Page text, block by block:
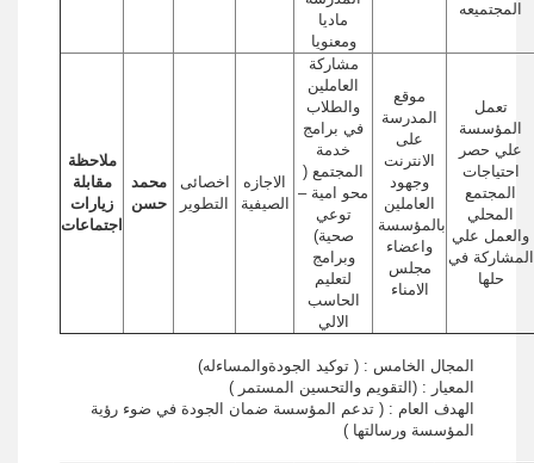
المجتميعه
ماديا
ومعنويا
تعمل
المؤسسة
علي حصر
احتياجات
المجتمع
المحلي
والعمل علي
المشاركة في
حلها
موقع
المدرسة
على
الانترنت
وجهود
العاملين
بالمؤسسة
واعضاء
مجلس
الامناء
مشاركة
العاملين
والطلاب
في برامج
خدمة
المجتمع (
محو امية –
توعي
صحية)
وبرامج
لتعليم
الحاسب
الالي
الاجازه
الصيفية
اخصائى
التطوير
محمد
حسن
ملاحظة
مقابلة
زيارات
اجتماعات
المجال الخامس : ( توكيد الجودةوالمساءله)
المعيار : (التقويم والتحسين المستمر )
الهدف العام : ( تدعم المؤسسة ضمان الجودة في ضوء رؤية
المؤسسة ورسالتها )